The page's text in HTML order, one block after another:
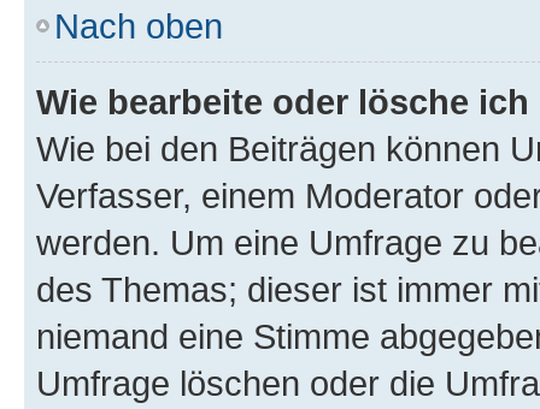
Nach oben
Wie bearbeite oder lösche
Wie bei den Beiträgen können
Verfasser, einem Moderator
werden. Um eine Umfrage zu
des Themas; dieser ist immer
niemand eine Stimme
Umfrage löschen oder die